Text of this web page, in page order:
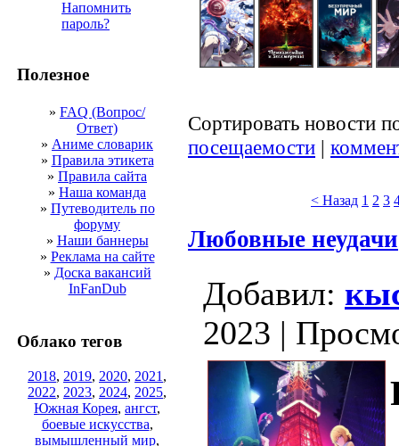
Напомнить
пароль?
Полезное
» FAQ (Вопрос/
Ответ)
» Аниме словарик
» Правила этикета
» Правила сайта
» Наша команда
» Путеводитель по
форуму
» Наши баннеры
» Реклама на сайте
» Доска вакансий
InFanDub
Облако тегов
2018, 2019, 2020, 2021 ,
2022, 2023, 2024, 2025,
Южная Корея, ангст,
боевые искусства,
вымышленный мир,
Сортировать новости
посещаемости |
< Назад 1 2 3
Любовные неудачи
Добавил:
2023 |